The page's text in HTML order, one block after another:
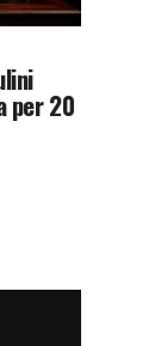
per 20